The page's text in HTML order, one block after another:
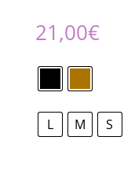
21,00€
L M S